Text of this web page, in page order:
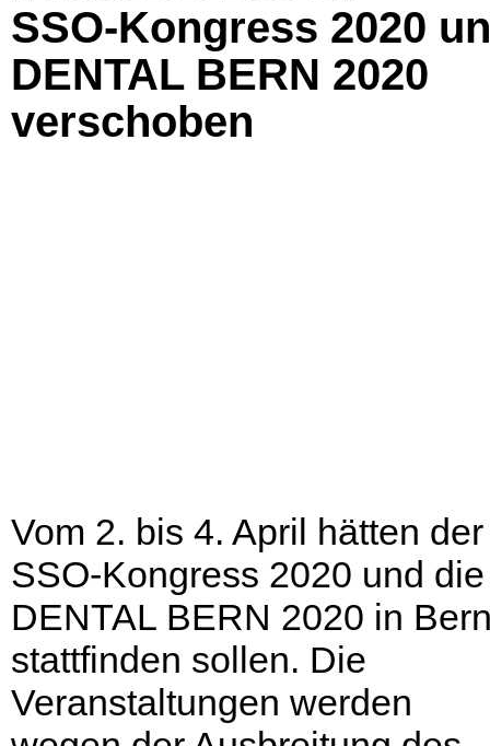
SSO-Kongress 2020
DENTAL BERN 2020
verschoben
Vom 2. bis 4. April hätten der
SSO-Kongress 2020 und die
DENTAL BERN 2020 in
stattfinden sollen. Die
Veranstaltungen werden